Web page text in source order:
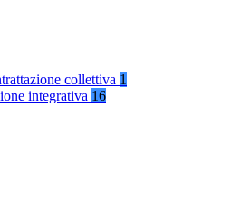
collettiva 1
integrativa 16